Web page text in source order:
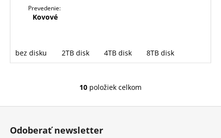
Prevedenie:
Kovové
bez disku 2TB disk 4TB disk 8TB disk
O
10 položiek celkom
Z
Odoberať newsletter